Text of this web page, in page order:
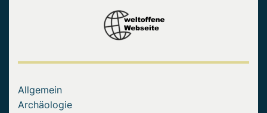
Allgemein
Archäologie